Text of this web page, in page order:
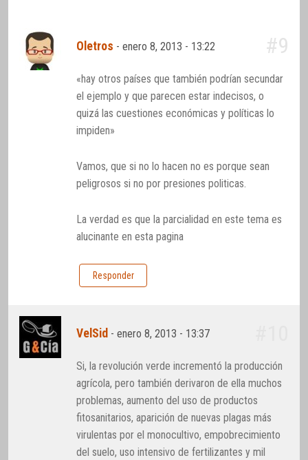
Oletros -enero 8, 2013 - 13:22 #9
«hay otros países que también podrían secundar
el ejemplo y que parecen estar indecisos, o
quizá las cuestiones económicas y políticas lo
impiden»
Vamos, que si no lo hacen no es porque sean
peligrosos si no por presiones politicas.
La verdad es que la parcialidad en este tema es
alucinante en esta pagina
Responder
VelSid -enero 8, 2013 - 13:37
Si, la revolución verde incrementó la producción
agrícola, pero también derivaron de ella muchos
problemas, aumento del uso de productos
fitosanitarios, aparición de nuevas plagas más
virulentas por el monocultivo, empobrecimiento
del suelo, uso intensivo de fertilizantes y mil